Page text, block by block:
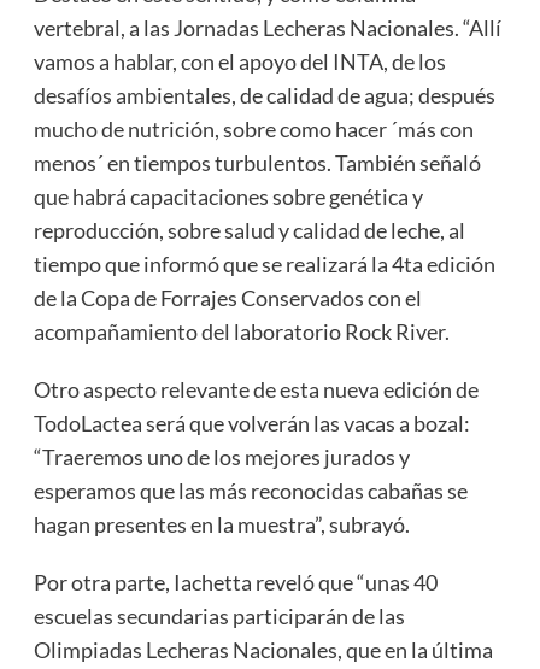
vertebral, a las Jornadas Lecheras Nacionales. “Allí
vamos a hablar, con el apoyo del INTA, de los
desafíos ambientales, de calidad de agua; después
mucho de nutrición, sobre como hacer ´más con
menos´ en tiempos turbulentos. También señaló
que habrá capacitaciones sobre genética y
reproducción, sobre salud y calidad de leche, al
tiempo que informó que se realizará la 4ta edición
de la Copa de Forrajes Conservados con el
acompañamiento del laboratorio Rock River.
Otro aspecto relevante de esta nueva edición de
TodoLactea será que volverán las vacas a bozal:
“Traeremos uno de los mejores jurados y
esperamos que las más reconocidas cabañas se
hagan presentes en la muestra”, subrayó.
Por otra parte, Iachetta reveló que “unas 40
escuelas secundarias participarán de las
Olimpiadas Lecheras Nacionales, que en la última